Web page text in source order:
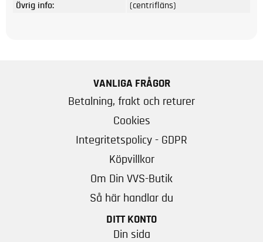
Övrig info:
(centrifläns)
VANLIGA FRÅGOR
Betalning, frakt och returer
Cookies
Integritetspolicy - GDPR
Köpvillkor
Om Din VVS-Butik
Så här handlar du
DITT KONTO
Din sida